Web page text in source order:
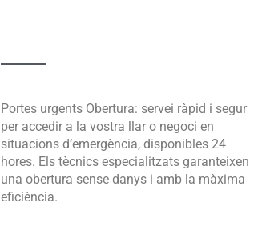
Portes urgents Obertura: servei ràpid i segur
per accedir a la vostra llar o negoci en
situacions d’emergència, disponibles 24
hores. Els tècnics especialitzats garanteixen
una obertura sense danys i amb la màxima
eficiència.